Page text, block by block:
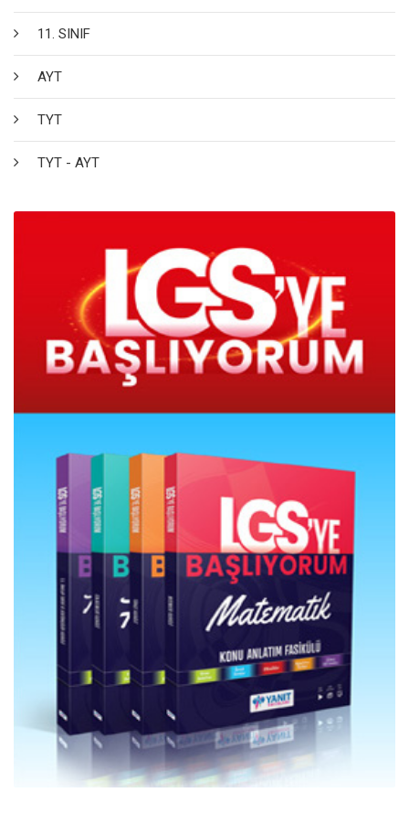
11. SINIF
AYT
TYT
TYT - AYT